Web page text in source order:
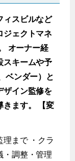
ィスビルなど
ジェクトマネ
オーナー経
スキームや予
ベンダー）と
ザイン監修を
きます。 【変
理まで ・クラ
・調整・管理